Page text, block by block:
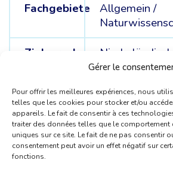
Gérer le
Pour offrir les meilleures expériences, nous
telles que les cookies pour stocker et/ou
appareils. Le fait de consentir à ces
traiter des données telles que le comportement
uniques sur ce site. Le fait de ne pas consentir
consentement peut avoir un effet négatif sur
fonctions.
Fachgebiete
Allgemein /
Zielsprache
Niederländisch